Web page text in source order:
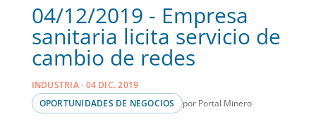
04/12/2019 - Empresa
sanitaria licita servicio de
cambio de redes
INDUSTRIA · 04 DIC. 2019
OPORTUNIDADES DE NEGOCIOS
por Portal Minero